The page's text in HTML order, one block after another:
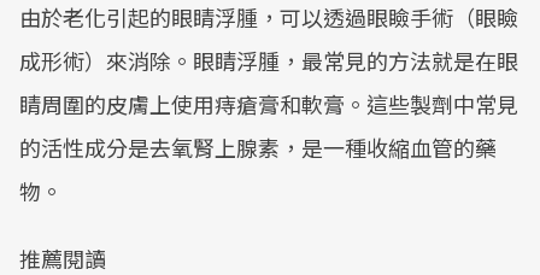
由於老化引起的眼睛浮腫，可以透過眼瞼手術（眼瞼
成形術）來消除。眼睛浮腫，最常見的方法就是在眼
睛周圍的皮膚上使用痔瘡膏和軟膏。這些製劑中常見
的活性成分是去氧腎上腺素，是一種收縮血管的藥
物。
推薦閱讀